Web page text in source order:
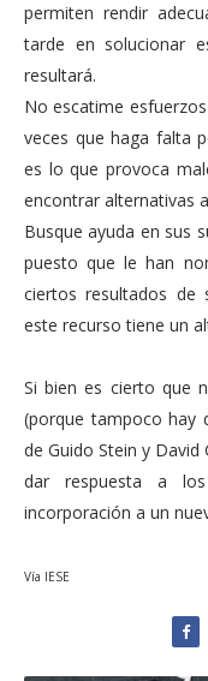
permiten rendir
tarde en solucionar
resultará.
No escatime
veces que haga falta
es lo que provoca
encontrar alternativas
Busque ayuda en sus
puesto que le han
ciertos resultados de
este recurso tiene un
Si bien es cierto que
(porque tampoco hay
de Guido Stein y David
dar respuesta a
incorporación a un
Vía IESE